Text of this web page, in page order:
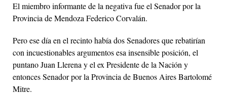
El miembro informante de la negativa fue el Senador por la
Provincia de Mendoza Federico Corvalán.
Pero ese día en el recinto había dos Senadores que rebatirían
con incuestionables argumentos esa insensible posición, el
puntano Juan Llerena y el ex Presidente de la Nación y
entonces Senador por la Provincia de Buenos Aires Bartolomé
Mitre.